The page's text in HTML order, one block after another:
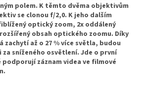
polem. K těmto dvěma objektivům
se clonou f/2,0. K jeho dalším
optický zoom, 2x oddálený
obsah optického zoomu. Díky
zachytí až o 27 % více světla, budou
za sníženého osvětlení. Jde o první
záznam videa ve filmové